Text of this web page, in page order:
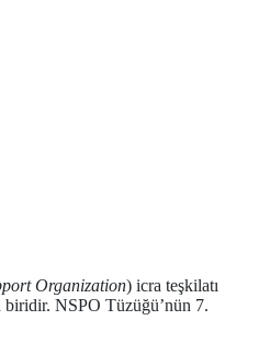
Organization) icra teşkilatı
biridir. NSPO Tüzüğü’nün 7.